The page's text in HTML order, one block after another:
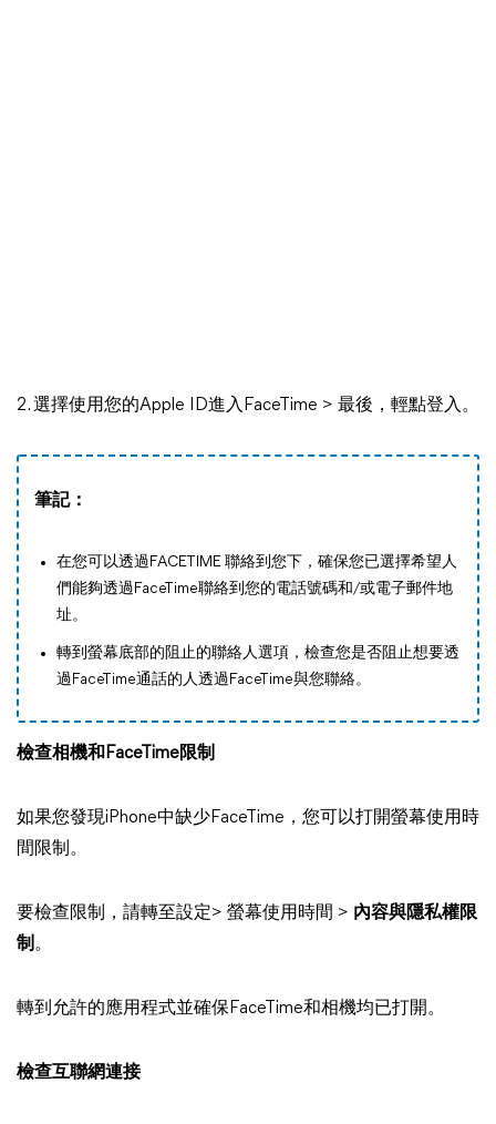
2. 選擇使用您的Apple ID進入FaceTime > 最後，輕點登入。
筆記：
在您可以透過FACETIME 聯絡到您下，確保您已選擇希望人
們能夠透過FaceTime聯絡到您的電話號碼和/或電子郵件地
址。
轉到螢幕底部的阻止的聯絡人選項，檢查您是否阻止想要透
過FaceTime通話的人透過FaceTime與您聯絡。
檢查相機和FaceTime限制
如果您發現iPhone中缺少FaceTime，您可以打開螢幕使用時
間限制。
要檢查限制，請轉至設定> 螢幕使用時間 > 內容與隱私權限
制 。
轉到允許的應用程式並確保FaceTime和相機均已打開。
檢查互聯網連接